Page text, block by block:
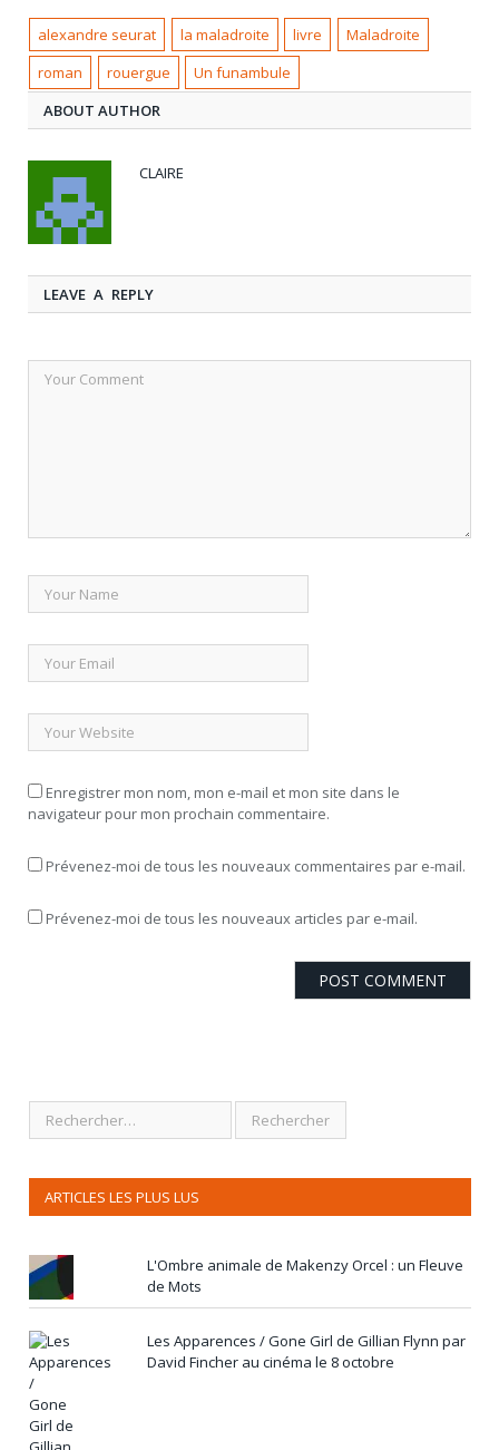
alexandre seurat la maladroite livre
Maladroite
roman
rouergue
Un funambule
ABOUT AUTHOR
CLAIRE
LEAVE A REPLY
Enregistrer mon nom, mon e-mail et mon site dans le
navigateur pour mon prochain commentaire.
Prévenez-moi de tous les nouveaux commentaires par e-mail.
Prévenez-moi de tous les nouveaux articles par e-mail.
ARTICLES LES PLUS LUS
L'Ombre animale de Makenzy Orcel : un Fleuve
de Mots
Les Apparences / Gone Girl de Gillian Flynn par
David Fincher au cinéma le 8 octobre